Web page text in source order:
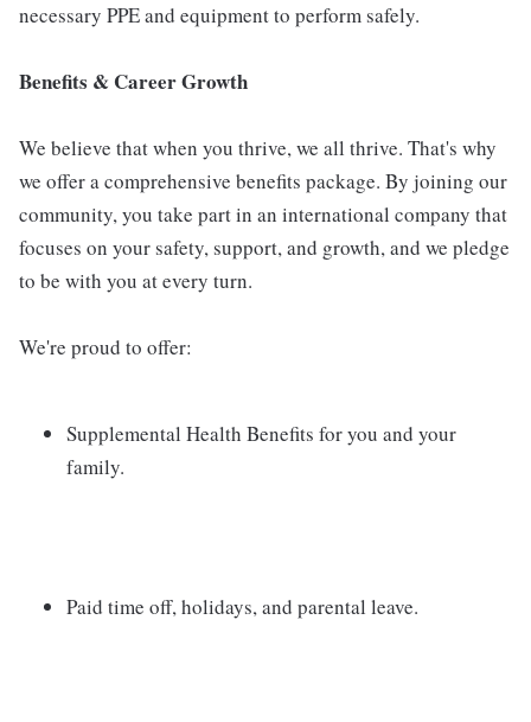
necessary PPE and equipment to perform safely.
Benefits & Career Growth
We believe that when you thrive, we all thrive. That's why
we offer a comprehensive benefits package. By joining our
community, you take part in an international company that
focuses on your safety, support, and growth, and we pledge
to be with you at every turn.
We're proud to offer:
Supplemental Health Benefits for you and your
family.
Paid time off, holidays, and parental leave.